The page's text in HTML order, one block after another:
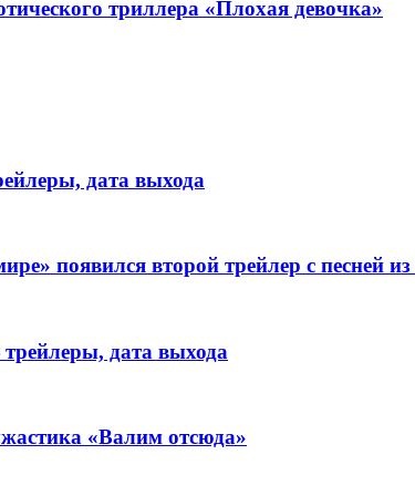
триллера «Плохая девочка»
дата выхода
появился второй трейлер с песней из
дата выхода
«Валим отсюда»